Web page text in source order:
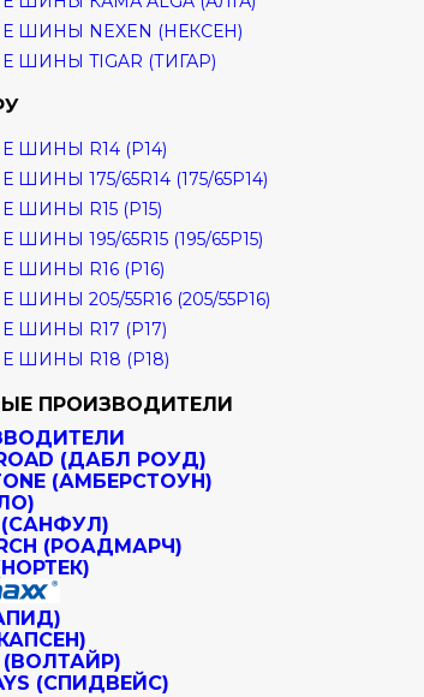
ШИНЫ NEXEN (НЕКСЕН)
ШИНЫ TIGAR (ТИГАР)
ШИНЫ R14 (Р14)
175/65R14 (175/65Р14)
ШИНЫ R15 (Р15)
195/65R15 (195/65Р15)
ШИНЫ R16 (Р16)
205/55R16 (205/55Р16)
ШИНЫ R17 (Р17)
ШИНЫ R18 (Р18)
ПРОИЗВОДИТЕЛИ